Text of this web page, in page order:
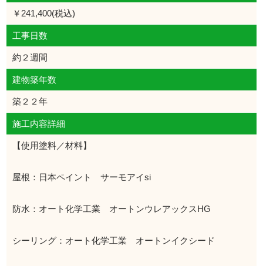
￥241,400(税込)
工事日数
約２週間
建物築年数
築２２年
施工内容詳細
【使用塗料／材料】
屋根：日本ペイント サーモアイsi
防水：オート化学工業 オートンウレアックスHG
シーリング：オート化学工業 オートンイクシード